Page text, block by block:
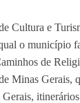
Cultura e
o município
de
Minas Gerais,